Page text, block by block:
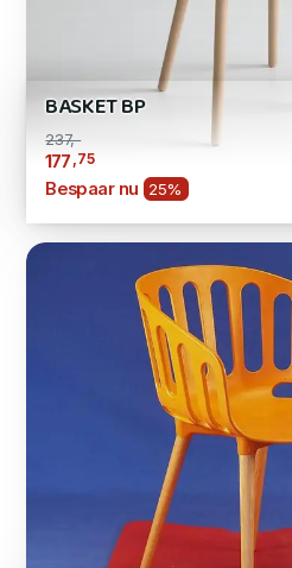
BASKET BP
237,-
177 ,75
Bespaar nu 25%